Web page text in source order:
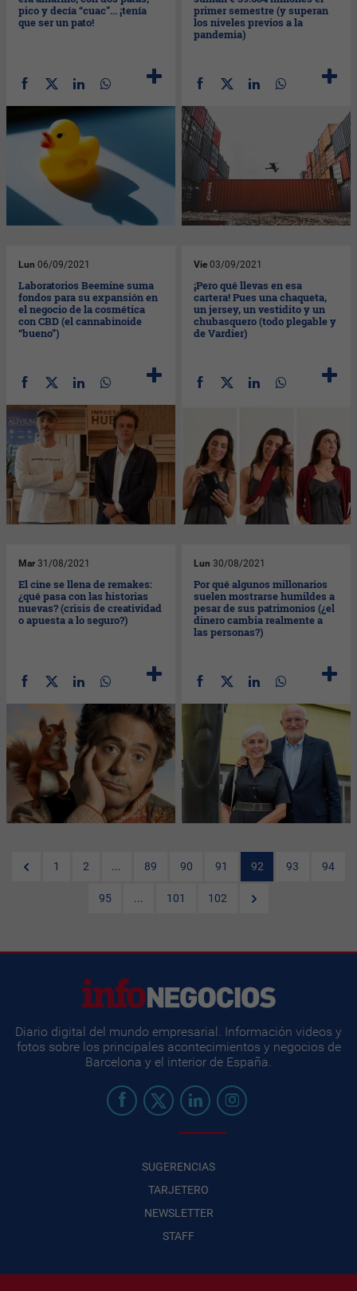
pico y decía “cuac”... ¡tenía
que ser un pato!
primer semestre (y superan
los niveles previos a la
pandemia)
Lun 06/09/2021
Laboratorios Beemine suma
fondos para su expansión en
el negocio de la cosmética
con CBD (el cannabinoide
“bueno”)
Vie 03/09/2021
¡Pero qué llevas en esa
cartera! Pues una chaqueta,
un jersey, un vestidito y un
chubasquero (todo plegable y
de Vardier)
Mar 31/08/2021
El cine se llena de remakes:
¿qué pasa con las historias
nuevas? (crisis de creatividad
o apuesta a lo seguro?)
Lun 30/08/2021
Por qué algunos millonarios
suelen mostrarse humildes a
pesar de sus patrimonios (¿el
dinero cambia realmente a
las personas?)
1 2 ... 89 90 91 92 93 94
95 ... 101 102
Diario digital del mundo empresarial. Información videos y
fotos sobre los principales acontecimientos y negocios de
Barcelona y el interior de España.
SUGERENCIAS
TARJETERO
NEWSLETTER
STAFF